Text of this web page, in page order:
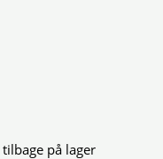
på lager